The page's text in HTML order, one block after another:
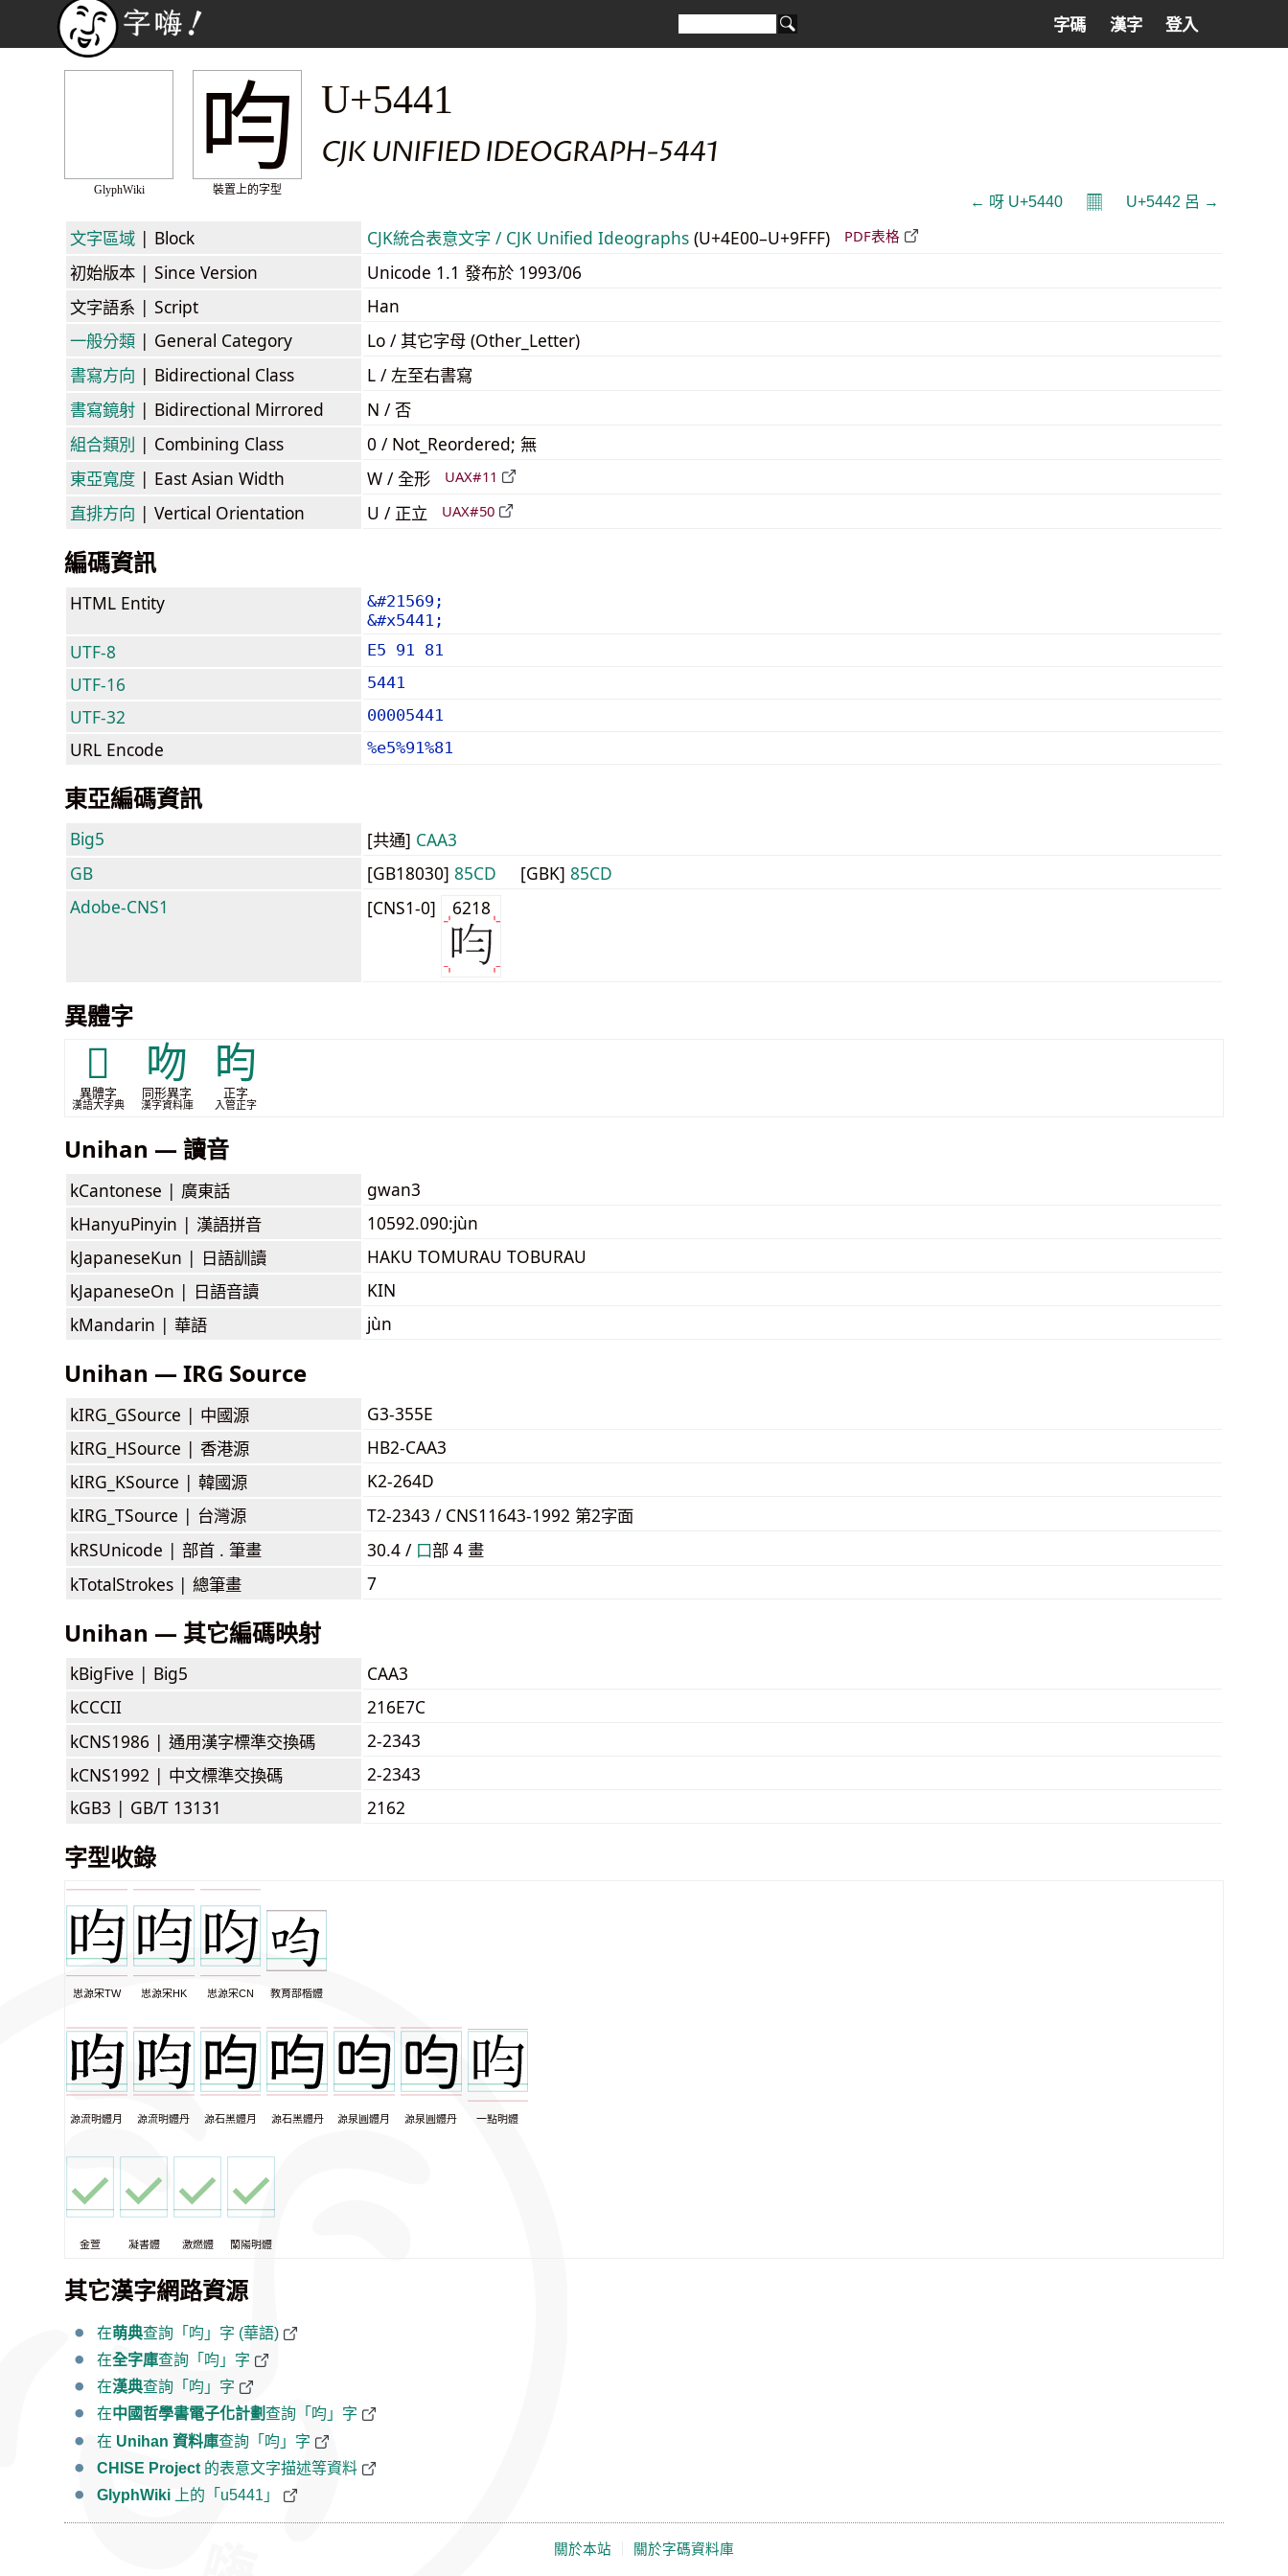
字碼 漢字 登入
GlyphWiki
呁
裝置上的字型
U+5441
CJK UNIFIED IDEOGRAPH-5441
← 呀 U+5440 𝄜 U+5442 呂 →
文字區域 | Block CJK統合表意文字 / CJK Unified Ideographs (U+4E00–U+9FFF) PDF表格
初始版本 | Since Version
Unicode 1.1 發布於 1993/06
文字語系 | Script
Han
一般分類 | General Category
Lo / 其它字母 (Other_Letter)
書寫方向 | Bidirectional Class
L / 左至右書寫
書寫鏡射 | Bidirectional Mirrored
N / 否
組合類別 | Combining Class
0 / Not_Reordered; 無
東亞寬度 | East Asian Width W / 全形 UAX#11
直排方向 | Vertical Orientation U / 正立 UAX#50
編碼資訊
HTML Entity
&#21569;
&#x5441;
UTF-8 E5 91 81
UTF-16 5441
UTF-32 00005441
URL Encode %e5%91%81
東亞編碼資訊
Big5 [共通] CAA3
GB
[GB18030] 85CD [GBK] 85CD
Adobe-CNS1
[CNS1-0] 6218
異體字
𠹚
異體字
漢語大字典
吻
同形異字
漢字資料庫
昀
正字
入管正字
Unihan — 讀音
kCantonese | 廣東話
gwan3
kHanyuPinyin | 漢語拼音
10592.090:jùn
kJapaneseKun | 日語訓讀
HAKU TOMURAU TOBURAU
kJapaneseOn | 日語音讀
KIN
kMandarin | 華語 jùn
Unihan — IRG Source
kIRG_GSource | 中國源
G3-355E
kIRG_HSource | 香港源
HB2-CAA3
kIRG_KSource | 韓國源
K2-264D
kIRG_TSource | 台灣源
T2-2343 / CNS11643-1992 第2字面
kRSUnicode | 部首 . 筆畫 30.4 / ⼝部 4 畫
kTotalStrokes | 總筆畫 7
Unihan — 其它編碼映射
kBigFive | Big5
CAA3
kCCCII
216E7C
kCNS1986 | 通用漢字標準交換碼
2-2343
kCNS1992 | 中文標準交換碼
2-2343
kGB3 | GB/T 13131 2162
字型收錄
思源宋TW 思源宋HK 思源宋CN 教育部楷體
源流明體月 源流明體丹 源石黑體月 源石黑體丹 源泉圓體月 源泉圓體丹 一點明體
金萱 凝書體 激燃體 蘭陽明體
其它漢字網路資源
在萌典查詢「呁」字 (華語)
在全字庫查詢「呁」字
在漢典查詢「呁」字
在中國哲學書電子化計劃 查詢「呁」字
在 Unihan 資料庫查詢「呁」字
CHISE Project 的表意文字描述等資料
GlyphWiki 上的「u5441」
關於本站 關於字碼資料庫